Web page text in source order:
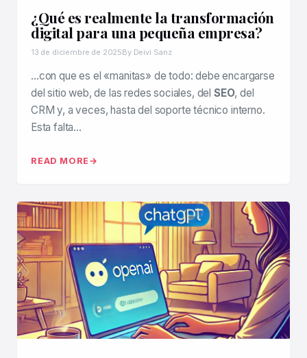
¿Qué es realmente la transformación
digital para una pequeña empresa?
13 de diciembre de 2025By Deivi Sanz
…con que es el «manitas» de todo: debe encargarse
del sitio web, de las redes sociales, del SEO, del
CRM y, a veces, hasta del soporte técnico interno.
Esta falta…
READ MORE